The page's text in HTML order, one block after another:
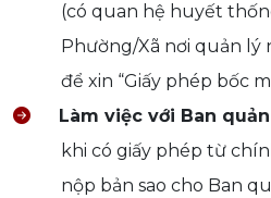
(có quan hệ huyết
Phường/Xã nơi quản lý
để xin “Giấy phép bốc
Làm việc với Ban
khi có giấy phép từ
nộp bản sao cho Ban